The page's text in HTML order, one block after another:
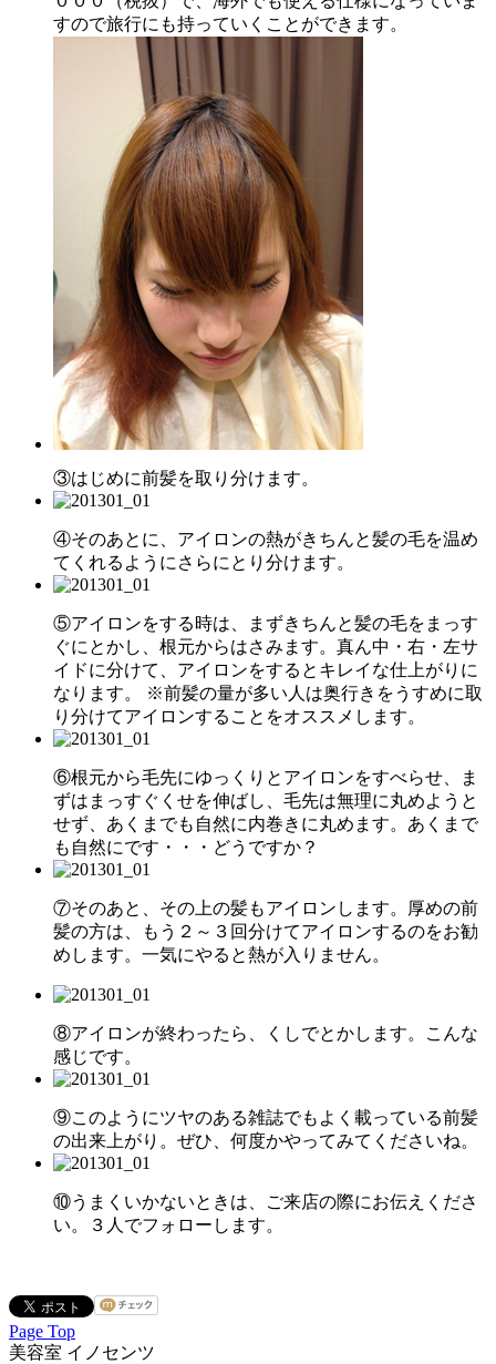
すので旅行にも持っていくことができます。
③はじめに前髪を取り分けます。
④そのあとに、アイロンの熱がきちんと髪の毛を温め
てくれるようにさらにとり分けます。
⑤アイロンをする時は、まずきちんと髪の毛をまっす
ぐにとかし、根元からはさみます。真ん中・右・左サ
イドに分けて、アイロンをするとキレイな仕上がりに
なります。 ※前髪の量が多い人は奥行きをうすめに取
り分けてアイロンすることをオススメします。
⑥根元から毛先にゆっくりとアイロンをすべらせ、ま
ずはまっすぐくせを伸ばし、毛先は無理に丸めようと
せず、あくまでも自然に内巻きに丸めます。あくまで
も自然にです・・・どうですか？
⑦そのあと、その上の髪もアイロンします。厚めの前
髪の方は、もう２～３回分けてアイロンするのをお勧
めします。一気にやると熱が入りません。
⑧アイロンが終わったら、くしでとかします。こんな
感じです。
⑨このようにツヤのある雑誌でもよく載っている前髪
の出来上がり。ぜひ、何度かやってみてくださいね。
⑩うまくいかないときは、ご来店の際にお伝えくださ
い。３人でフォローします。
Page Top
美容室 イノセンツ